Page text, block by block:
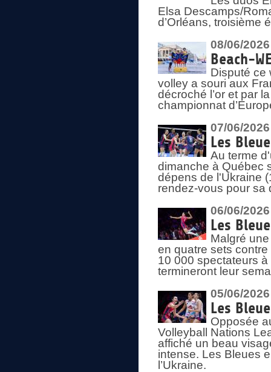
Elsa Descamps/
d’Orléans, troisième
08/06/2026
Beach-
Disputé ce
volley a souri aux
décroché l’or et par
championnat
07/06/2026
Les
Au terme
dimanche à Québec
dépens de l'Ukraine
rendez-vous pour sa
06/06/2026
Les
Malgré
en quatre sets
10 000 spectateurs
termineront leur
05/06/2026
Les
Opposée
Volleyball Nations
affiché un beau
intense. Les Bleues
l’Ukraine.